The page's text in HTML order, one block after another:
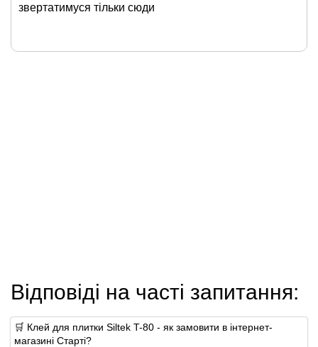
звертатимуся тільки сюди
Відповіді на часті запитання:
🛒 Клей для плитки Siltek T-80 - як замовити в інтернет-
магазині Старті?